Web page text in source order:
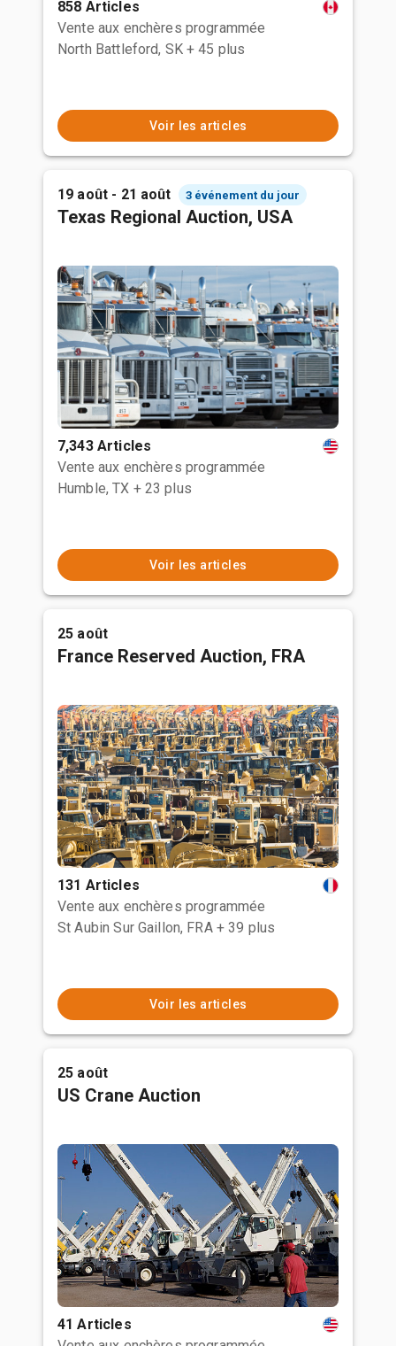
858 Articles
Vente aux enchères programmée
North Battleford, SK + 45 plus
Voir les articles
19 août - 21 août 3 événement du jour
Texas Regional Auction, USA
7,343 Articles
Vente aux enchères programmée
Humble, TX + 23 plus
Voir les articles
25 août
France Reserved Auction, FRA
131 Articles
Vente aux enchères programmée
St Aubin Sur Gaillon, FRA + 39 plus
Voir les articles
25 août
US Crane Auction
41 Articles